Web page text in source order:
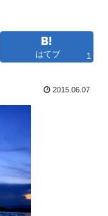
はてブ 1
2015.06.07